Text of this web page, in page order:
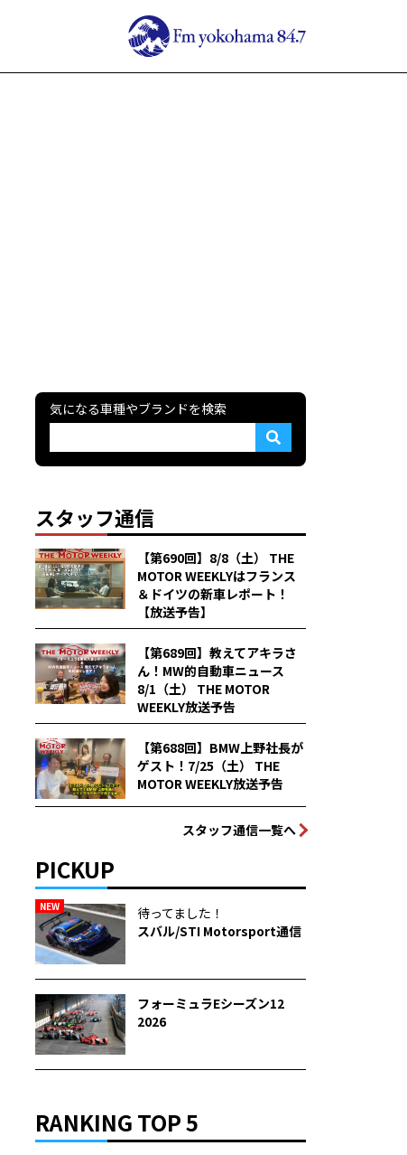
気になる車種やブランドを検索
スタッフ通信
【第690回】8/8（土） THE
MOTOR WEEKLYはフランス
＆ドイツの新車レポート！
【放送予告】
【第689回】教えてアキラさ
ん！MW的自動車ニュース
8/1（土） THE MOTOR
WEEKLY放送予告
【第688回】BMW上野社長が
ゲスト！7/25（土） THE
MOTOR WEEKLY放送予告
スタッフ通信一覧へ
PICKUP
NEW
待ってました！
スバル/STI Motorsport通信
フォーミュラEシーズン12
2026
RANKING TOP 5